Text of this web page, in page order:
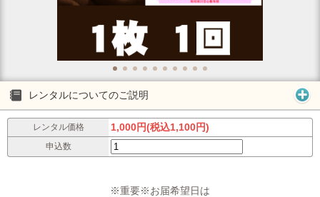
レンタルについてのご説明
レンタル価格 1,000円(税込1,100円)
申込数
※重要※お届希望日は